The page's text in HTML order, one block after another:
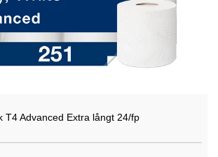
T4 Advanced Extra långt 24/fp